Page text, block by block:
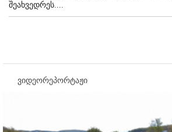
შეახვედრეს....
ვიდეორეპორტაჟი